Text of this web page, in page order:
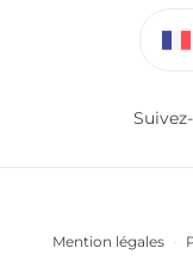
Mention légales